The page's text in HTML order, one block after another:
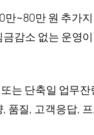
만~80만 원 추가
감소 없는 운영
는 단축일 업무잔
품질, 고객응답,